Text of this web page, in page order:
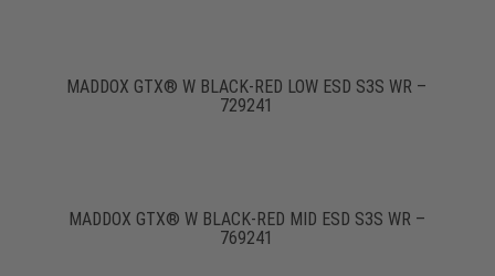
MADDOX GTX® W BLACK-RED LOW ESD S3S WR –
729241
MADDOX GTX® W BLACK-RED MID ESD S3S WR –
769241